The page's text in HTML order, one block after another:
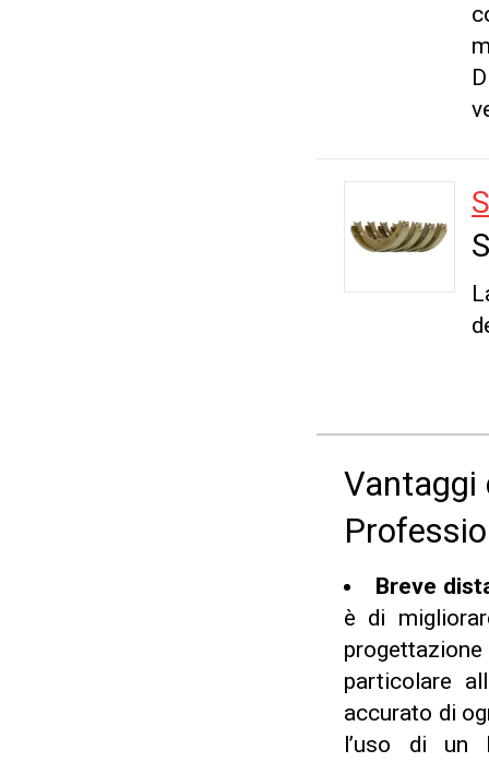
Vantaggi
Breve
è di
particolare
accurato di
l’uso di un